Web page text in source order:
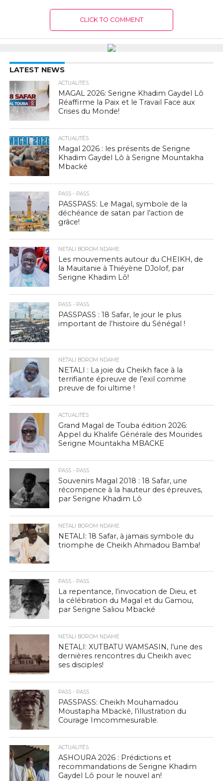
CLICK TO COMMENT
LATEST NEWS
ACTUALITÉS
MAGAL 2026: Serigne Khadim Gaydel Lô
Réaffirme la Paix et le Travail Face aux
Crises du Monde!
ACTUALITÉS
Magal 2026 : les présents de Serigne
Khadim Gaydel Lô à Serigne Mountakha
Mbacké
PASS - PASS
PASSPASS: Le Magal, symbole de la
déchéance de satan par l’action de
grâce!
NETALI BOROM NDAME
Les mouvements autour du CHEIKH, de
la Mauitanie à Thiéyène DJolof, par
Serigne Khadim Lô!
PASS - PASS
PASSPASS : 18 Safar, le jour le plus
important de l’histoire du Sénégal !
NETALI BOROM NDAME
NETALI : La joie du Cheikh face à la
terrifiante épreuve de l’exil comme
preuve de foi ultime !
ACTUALITÉS
Grand Magal de Touba édition 2026:
Appel du Khalife Générale des Mourides
Serigne Mountakha MBACKE
PASS - PASS
Souvenirs Magal 2018 : 18 Safar, une
récompence à la hauteur des épreuves,
par Serigne Khadim Lô
NETALI BOROM NDAME
NETALI: 18 Safar, à jamais symbole du
triomphe de Cheikh Ahmadou Bamba!
PASS - PASS
La repentance, l’invocation de Dieu, et
la célébration du Magal et du Gamou,
par Serigne Saliou Mbacké
NETALI BOROM NDAME
NETALI: XUTBATU WAMSASIN, l’une des
dernières rencontres du Cheikh avec
ses disciples!
PASS - PASS
PASSPASS: Cheikh Mouhamadou
Moustapha Mbacké, l’illustration du
Courage Imcommesurable.
ACTUALITÉS
ASHOURA 2026 : Prédictions et
recommandations de Serigne Khadim
Gaydel Lô pour le nouvel an!